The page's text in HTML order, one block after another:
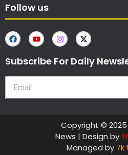
Follow us
Subscribe For Daily
Copyright ©
News | Design by
Managed by 7k